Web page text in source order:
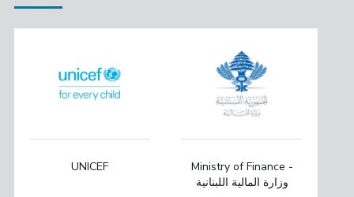
UNICEF
Ministry of Finance -
وزارة المالية اللبنانية